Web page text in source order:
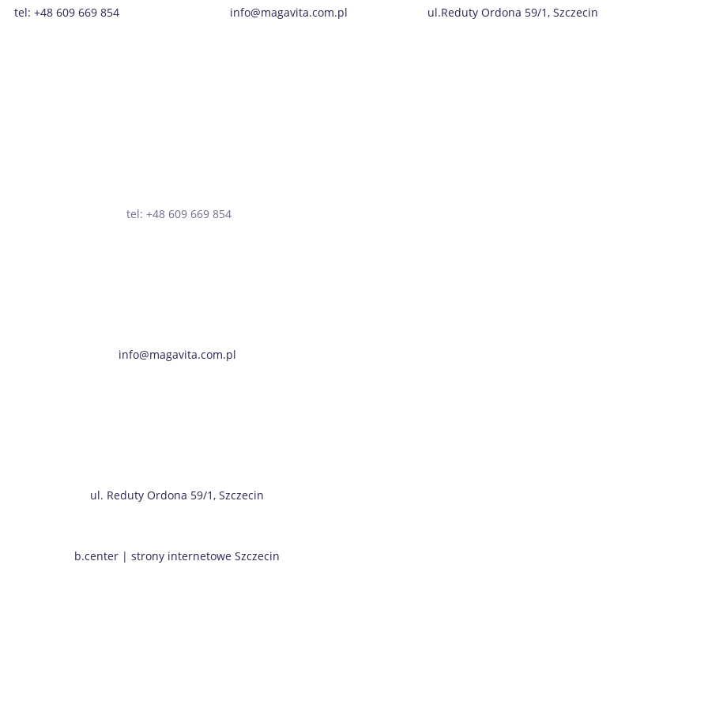
tel: +48 609 669 854 info@magavita.com.pl ul.Reduty Ordona 59/1, Szczecin
tel: +48 609 669 854
info@magavita.com.pl
ul. Reduty Ordona 59/1, Szczecin
b.center | strony internetowe Szczecin